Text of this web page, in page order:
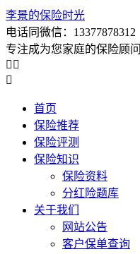
李景的保险时光
电话同微信：13377878312
专注成为您家庭的保险顾问
 

首页
保险推荐
保险评测
保险知识
保险资料
分红险题库
关于我们
网站公告
客户保单查询